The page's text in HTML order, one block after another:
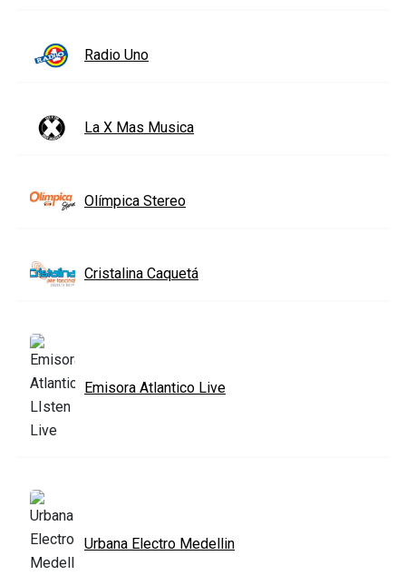
Radio Uno
La X Mas Musica
Olímpica Stereo
Cristalina Caquetá
Emisora Atlantico Live
Urbana Electro Medellin